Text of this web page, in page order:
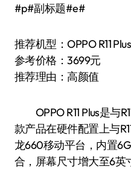
#p#副标题#e#
推荐机型：OPPO R11 Plus
参考价格：3699元
推荐理由：高颜值
OPPO R11 Plus是与
款产品在硬件配置上与
龙660移动平台，内置
合，屏幕尺寸增大至6英